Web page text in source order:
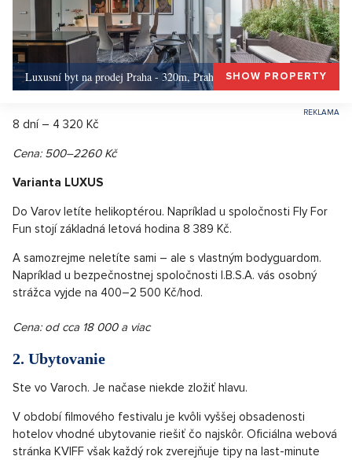
Luxusní byt na prodej Praha - 320m, Praha 5SHOW PROPERTY
8 dní – 4 320 Kč
Cena: 500–2260 Kč
Varianta LUXUS
Do Varov letíte helikoptérou. Napríklad u spoločnosti Fly For
Fun stojí základná letová hodina 8 389 Kč.
A samozrejme neletíte sami – ale s vlastným bodyguardom.
Napríklad u bezpečnostnej spoločnosti I.B.S.A. vás osobný
strážca vyjde na 400–2 500 Kč/hod.
Cena: od cca 18 000 a viac
2. Ubytovanie
Ste vo Varoch. Je načase niekde zložiť hlavu.
V období filmového festivalu je kvôli vyššej obsadenosti
hotelov vhodné ubytovanie riešiť čo najskôr. Oficiálna webová
stránka KVIFF však každý rok zverejňuje tipy na last-minute